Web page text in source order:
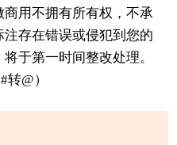
用不拥有所有权，不承
存在错误或侵犯到您的
于第一时间整改处理。
@）